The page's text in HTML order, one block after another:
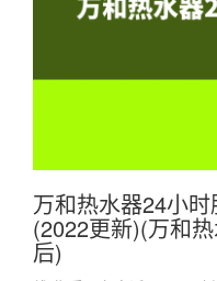
万和热水器24小
(2022更新)(万和
后)